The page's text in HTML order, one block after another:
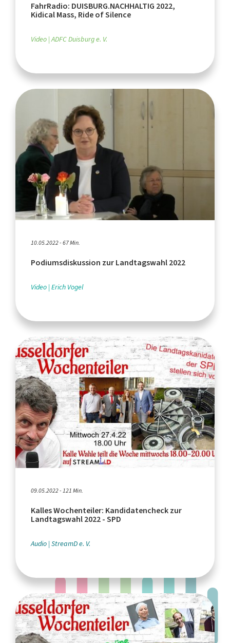
FahrRadio: DUISBURG.NACHHALTIG 2022,
Kidical Mass, Ride of Silence
Video ADFC Duisburg e. V.
10.05.2022 - 67 Min.
Podiumsdiskussion zur Landtagswahl 2022
Video Erich Vogel
09.05.2022 - 121 Min.
Kalles Wochenteiler: Kandidatencheck zur
Landtagswahl 2022 - SPD
Audio StreamD e. V.